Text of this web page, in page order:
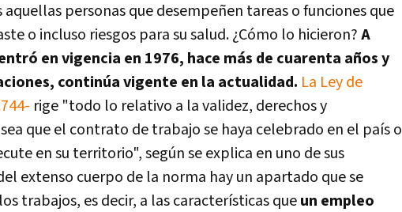
personas que desempeñen tareas o funciones que
o incluso riesgos para su salud. ¿Cómo lo hicieron?A
en vigencia en 1976, hace más de cuarenta años y
continúa vigente en la actualidad. La Ley de
rige "todo lo relativo a la validez, derechos y
que el contrato de trabajo se haya celebrado en el país o
en su territorio", según se explica en uno de sus
extenso cuerpo de la norma hay un apartado que se
trabajos, es decir, a las características queun empleo